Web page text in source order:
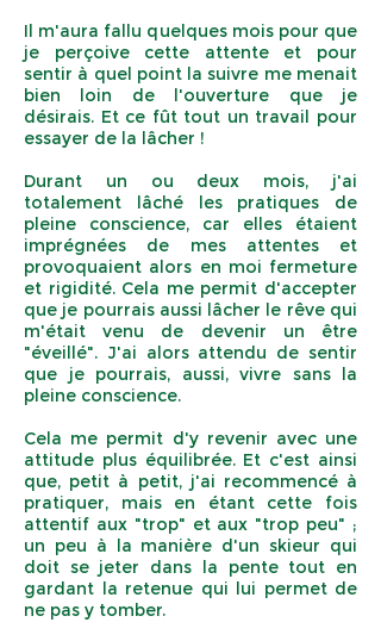
Il m'aura fallu quelques mois pour que
je perçoive cette attente et pour
sentir à quel point la suivre me menait
bien loin de l'ouverture que je
désirais. Et ce fût tout un travail pour
essayer de la lâcher !
Durant un ou deux mois, j'ai
totalement lâché les pratiques de
pleine conscience, car elles étaient
imprégnées de mes attentes et
provoquaient alors en moi fermeture
et rigidité. Cela me permit d'accepter
que je pourrais aussi lâcher le rêve qui
m'était venu de devenir un être
"éveillé". J'ai alors attendu de sentir
que je pourrais, aussi, vivre sans la
pleine conscience.
Cela me permit d'y revenir avec une
attitude plus équilibrée. Et c'est ainsi
que, petit à petit, j'ai recommencé à
pratiquer, mais en étant cette fois
attentif aux "trop" et aux "trop peu" ;
un peu à la manière d'un skieur qui
doit se jeter dans la pente tout en
gardant la retenue qui lui permet de
ne pas y tomber.